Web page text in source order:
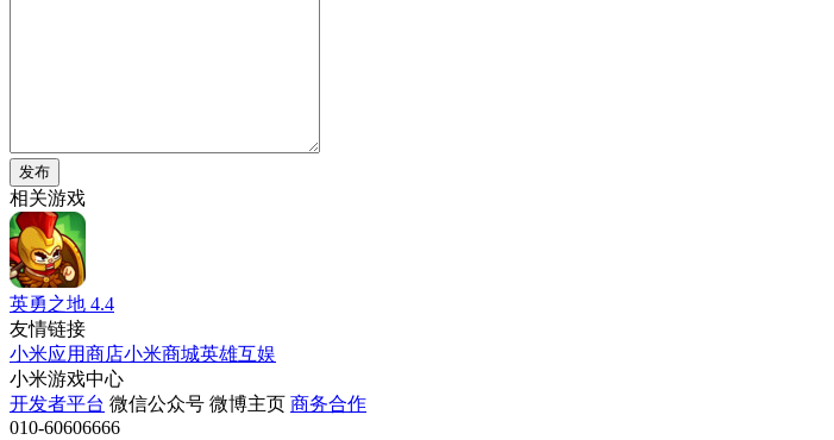
发布
相关游戏
英勇之地 4.4
友情链接
小米应用商店小米商城英雄互娱
小米游戏中心
开发者平台 微信公众号 微博主页 商务合作
010-60606666